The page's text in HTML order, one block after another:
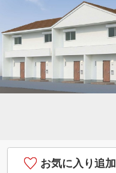
お気に入り追加